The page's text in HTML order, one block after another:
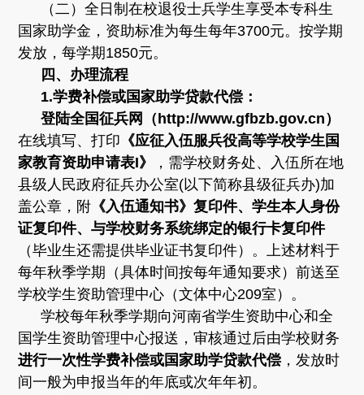
（二）全日制在校退役士兵学生享受本专科生
国家助学金，资助标准为每生每年3700元。按学期
发放，每学期1850元。
四、办理流程
1.学费补偿或国家助学贷款代偿：
登陆全国征兵网（http://www.gfbzb.gov.cn）
在线填写、打印 《应征入伍服兵役高等学校学生国
家教育资助申请表I》
，需学校财务处、入伍所在地
县级人民政府征兵办公室(以下简称县级征兵办)加
盖公章，附 《入伍通知书》复印件、学生本人身份
证复印件、与学校财务系统绑定的银行卡复印件
（毕业生还需提供毕业证书复印件）。上述材料于
每年秋季学期（具体时间按每年通知要求）前送至
学校学生资助管理中心（文体中心209室）。
学校每年秋季学期向河南省学生资助中心和全
国学生资助管理中心报送，审核通过后由学校财务
进行一次性学费补偿或国家助学贷款代偿 ，发放时
间一般为申报当年的年底或次年年初。